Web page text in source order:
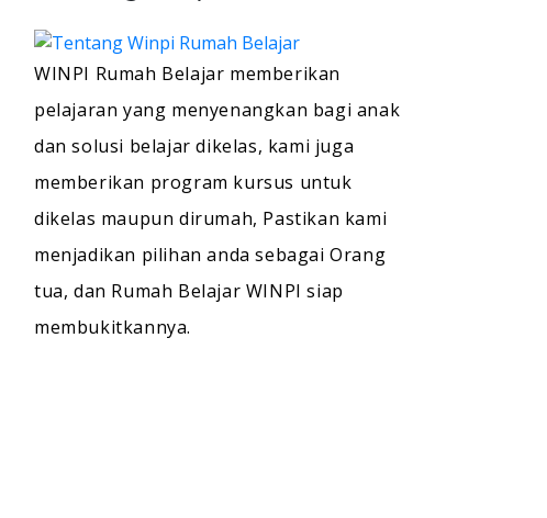
WINPI Rumah Belajar memberikan
pelajaran yang menyenangkan bagi anak
dan solusi belajar dikelas, kami juga
memberikan program kursus untuk
dikelas maupun dirumah, Pastikan kami
menjadikan pilihan anda sebagai Orang
tua, dan Rumah Belajar WINPI siap
membukitkannya.